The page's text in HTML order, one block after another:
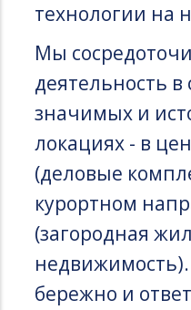
технологии на
Мы
деятельность
значимых и
локациях - в
(деловые
курортном
(загородная
бережно и